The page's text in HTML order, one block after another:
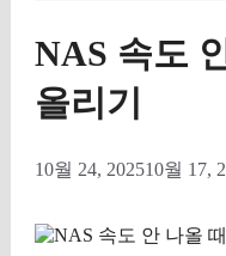
NAS 속도
올리기
10월 24, 202510월 17,